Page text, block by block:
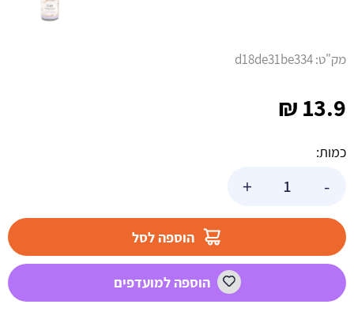
13.9
₪
כמות:
-
לילך
+
הוספה לסל
הוספה למועדפים
מק"ט:d18de31be334